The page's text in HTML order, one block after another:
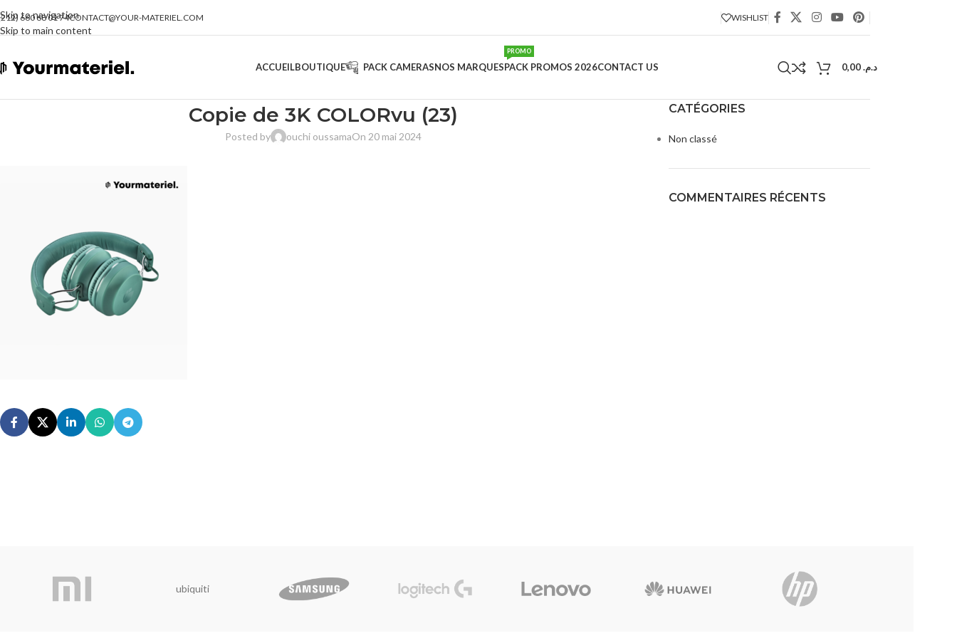
Skip to navigation
Skip to main content
660 68 01 74CONTACT@YOUR-MATERIEL.COM WISHLIST
ACCUEILBOUTIQUE PACK CAMERASNOS MARQUESPACK PROMOS 2026
PROMO
CONTACT US د.م.
Copie de 3K COLORvu (23)
Posted by ouchi oussamaOn 20 mai 2024
CATÉGORIES
Non classé
COMMENTAIRES RÉCENTS
ubiquiti